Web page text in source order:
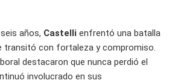
años, Castelli enfrentó una batalla
transitó con fortaleza y compromiso.
destacaron que nunca perdió el
involucrado en sus